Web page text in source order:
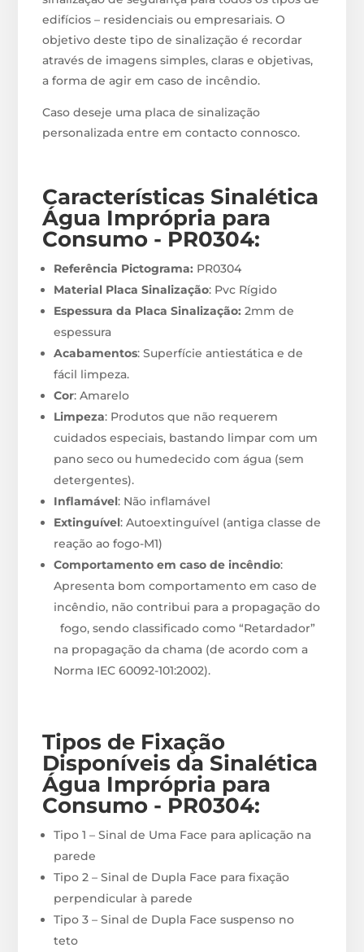
edifícios – residenciais ou empresariais. O
objetivo deste tipo de sinalização é recordar
através de imagens simples, claras e objetivas,
a forma de agir em caso de incêndio.
Caso deseje uma placa de sinalização
personalizada entre em contacto connosco.
Características Sinalética
Água Imprópria para
Consumo - PR0304:
Referência Pictograma: PR0304
Material Placa Sinalização: Pvc Rígido
Espessura da Placa Sinalização: 2mm de
espessura
Acabamentos: Superfície antiestática e de
fácil limpeza.
Cor: Amarelo
Limpeza: Produtos que não requerem
cuidados especiais, bastando limpar com um
pano seco ou humedecido com água (sem
detergentes).
Inflamável: Não inflamável
Extinguível: Autoextinguível (antiga classe de
reação ao fogo-M1)
Comportamento em caso de incêndio:
Apresenta bom comportamento em caso de
incêndio, não contribui para a propagação do
fogo, sendo classificado como “Retardador”
na propagação da chama (de acordo com a
Norma IEC 60092-101:2002).
Tipos de Fixação
Disponíveis da Sinalética
Água Imprópria para
Consumo - PR0304:
Tipo 1 – Sinal de Uma Face para aplicação na
parede
Tipo 2 – Sinal de Dupla Face para fixação
perpendicular à parede
Tipo 3 – Sinal de Dupla Face suspenso no
teto